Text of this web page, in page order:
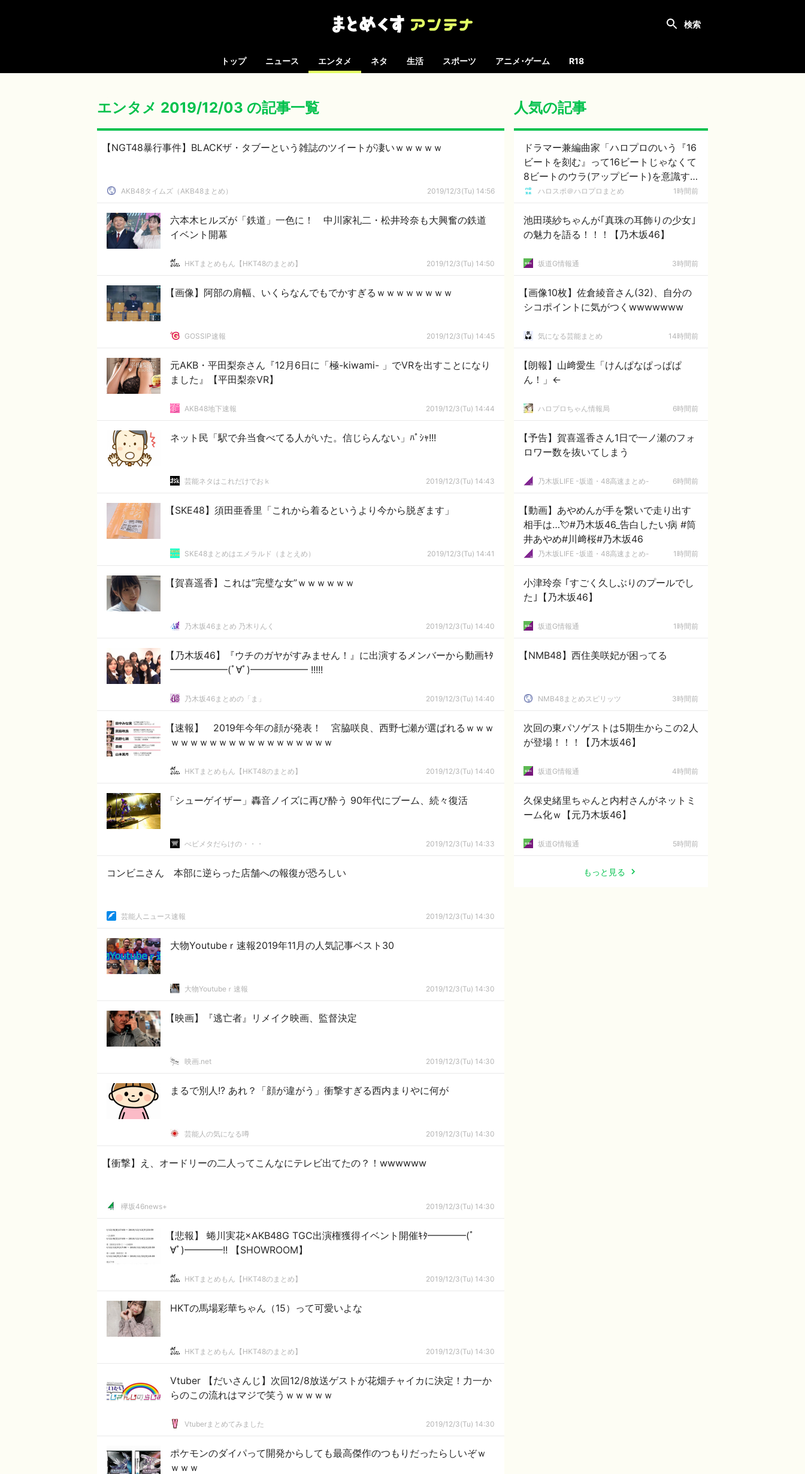
トップ ニュース エンタメ ネタ 生活 スポーツ アニメ･ゲーム R18
エンタメ 2019/12/03 の記事一覧
【NGT48暴行事件】BLACKザ・タブーという雑誌のツイートが凄いｗｗｗｗｗ
AKB48タイムズ（AKB48まとめ） 2019/12/3(Tu) 14:56
六本木ヒルズが「鉄道」一色に！ 中川家礼二・松井玲奈も大興奮の鉄道
イベント開幕
HKTまとめもん【HKT48のまとめ】 2019/12/3(Tu) 14:50
【画像】阿部の肩幅、いくらなんでもでかすぎるｗｗｗｗｗｗｗｗ
GOSSIP速報 2019/12/3(Tu) 14:45
元AKB・平田梨奈さん『12月6日に「極-kiwami- 」でVRを出すことになり
ました』【平田梨奈VR】
AKB48地下速報 2019/12/3(Tu) 14:44
ネット民「駅で弁当食べてる人がいた。信じらんない」ﾊﾟｼｬ!!!
芸能ネタはこれだけでおｋ 2019/12/3(Tu) 14:43
【SKE48】須田亜香里「これから着るというより今から脱ぎます」
SKE48まとめはエメラルド（まとえめ） 2019/12/3(Tu) 14:41
【賀喜遥香】これは”完璧な女”ｗｗｗｗｗｗ
乃木坂46まとめ 乃木りんく 2019/12/3(Tu) 14:40
【乃木坂46】『ウチのガヤがすみません！』に出演するメンバーから動画ｷﾀ
━━━━━━(ﾟ∀ﾟ)━━━━━━ !!!!!
乃木坂46まとめの「ま」 2019/12/3(Tu) 14:40
【速報】 2019年今年の顔が発表！ 宮脇咲良、西野七瀬が選ばれるｗｗｗ
ｗｗｗｗｗｗｗｗｗｗｗｗｗｗｗｗｗ
HKTまとめもん【HKT48のまとめ】 2019/12/3(Tu) 14:40
「シューゲイザー」轟音ノイズに再び酔う 90年代にブーム、続々復活
べビメタだらけの・・・ 2019/12/3(Tu) 14:33
コンビニさん 本部に逆らった店舗への報復が恐ろしい
芸能人ニュース速報 2019/12/3(Tu) 14:30
大物Youtubeｒ速報2019年11月の人気記事ベスト30
大物Youtubeｒ速報 2019/12/3(Tu) 14:30
【映画】『逃亡者』リメイク映画、監督決定
映画.net 2019/12/3(Tu) 14:30
まるで別人!? あれ？「顔が違がう」衝撃すぎる西内まりやに何が
芸能人の気になる噂 2019/12/3(Tu) 14:30
【衝撃】え、オードリーの二人ってこんなにテレビ出てたの？！wwwwww
欅坂46news+ 2019/12/3(Tu) 14:30
【悲報】 蜷川実花×AKB48G TGC出演権獲得イベント開催ｷﾀ━━━━(ﾟ
∀ﾟ)━━━━!! 【SHOWROOM】
HKTまとめもん【HKT48のまとめ】 2019/12/3(Tu) 14:30
HKTの馬場彩華ちゃん（15）って可愛いよな
HKTまとめもん【HKT48のまとめ】 2019/12/3(Tu) 14:30
Vtuber 【だいさんじ】次回12/8放送ゲストが花畑チャイカに決定！力一か
らのこの流れはマジで笑うｗｗｗｗｗ
Vtuberまとめてみました 2019/12/3(Tu) 14:30
ポケモンのダイパって開発からしても最高傑作のつもりだったらしいぞｗ
ｗｗｗ
人気の記事
ドラマー兼編曲家「ハロプロのいう『16
ビートを刻む』って16ビートじゃなくて
8ビートのウラ(アップビート)を意識す
る意味なのでは？」
ハロスポ＠ハロプロまとめ 1時間前
池田瑛紗ちゃんが｢真珠の耳飾りの少女｣
の魅力を語る！！！【乃木坂46】
坂道G情報通 3時間前
【画像10枚】佐倉綾音さん(32)、自分の
シコポイントに気がつくwwwwwww
気になる芸能まとめ 14時間前
【朗報】山﨑愛生「けんぱなぱっぱぱ
ん！」←
ハロプロちゃん情報局 6時間前
【予告】賀喜遥香さん1日で一ノ瀬のフォ
ロワー数を抜いてしまう
乃木坂LIFE -坂道・48高速まとめ- 6時間前
【動画】あやめんが手を繋いで走り出す
相手は…💘#乃木坂46_告白したい病 #筒
井あやめ#川﨑桜#乃木坂46
乃木坂LIFE -坂道・48高速まとめ- 1時間前
小津玲奈 ｢すごく久しぶりのプールでし
た｣【乃木坂46】
坂道G情報通 1時間前
【NMB48】西住美咲妃が困ってる
NMB48まとめスピリッツ 3時間前
次回の東パソゲストは5期生からこの2人
が登場！！！【乃木坂46】
坂道G情報通 4時間前
久保史緒里ちゃんと内村さんがネットミ
ーム化ｗ【元乃木坂46】
坂道G情報通 5時間前
もっと見る